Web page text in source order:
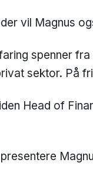
vil Magnus
spenner
sektor. På
Head of